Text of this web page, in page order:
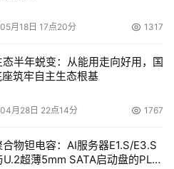
世界事业部总经理裴胜坤共同为
仪式）
月18日 17点20分 1317
半年蜕变：从能用走向好用，国
筑牢自主生态根基
月28日 22点14分 1767
物钽电容：AI服务器E1.S/E3.S
U.2超薄5mm SATA启动盘的PLP